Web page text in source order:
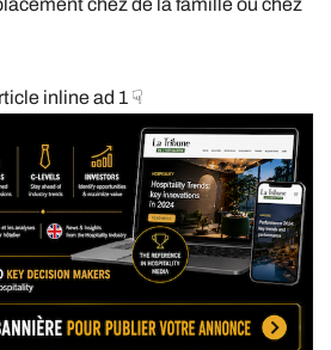
inline ad 1 ☟